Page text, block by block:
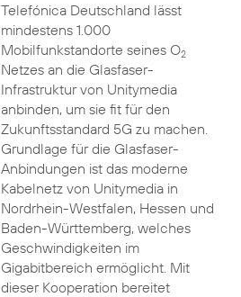
Telefónica Deutschland lässt
mindestens 1.000
Mobilfunkstandorte seines O2
Netzes an die Glasfaser-
Infrastruktur von Unitymedia
anbinden, um sie fit für den
Zukunftsstandard 5G zu machen.
Grundlage für die Glasfaser-
Anbindungen ist das moderne
Kabelnetz von Unitymedia in
Nordrhein-Westfalen, Hessen und
Baden-Württemberg, welches
Geschwindigkeiten im
Gigabitbereich ermöglicht. Mit
dieser Kooperation bereitet